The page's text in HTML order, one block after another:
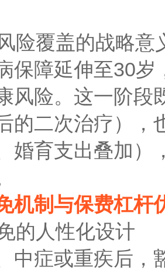
险覆盖的战略意
保障延伸至30
风险。这一阶段
的二次治疗），
婚育支出叠加
机制与保费杠杆
的人性化设计
中症或重疾后，